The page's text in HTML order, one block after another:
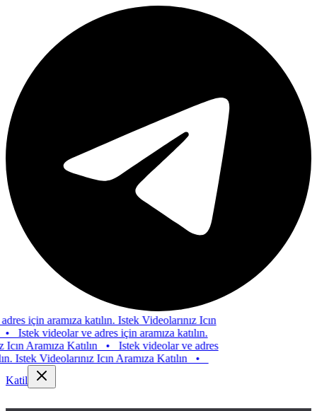
için aramıza katılın. Istek Videolarınız Icın
Istek videolar ve adres için aramıza katılın.
Aramıza Katılın•
Istek videolar ve adres
Istek Videolarınız Icın Aramıza Katılın•
Katil